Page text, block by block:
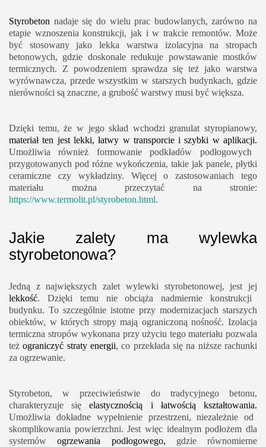
Styrobeton nadaje się do wielu prac budowlanych, zarówno na
etapie wznoszenia konstrukcji, jak i w trakcie remontów. Może
być stosowany jako lekka warstwa izolacyjna na stropach
betonowych, gdzie doskonale redukuje powstawanie mostków
termicznych. Z powodzeniem sprawdza się też jako warstwa
wyrównawcza, przede wszystkim w starszych budynkach, gdzie
nierówności są znaczne, a grubość warstwy musi być większa.
Dzięki temu, że w jego skład wchodzi granulat styropianowy,
materiał ten jest lekki, łatwy w transporcie i szybki w aplikacji.
Umożliwia również formowanie podkładów podłogowych
przygotowanych pod różne wykończenia, takie jak panele, płytki
ceramiczne czy wykładziny. Więcej o zastosowaniach tego
materiału można przeczytać na stronie:
https://www.termolit.pl/styrobeton.html.
Jakie zalety ma wylewka
styrobetonowa?
Jedną z największych zalet wylewki styrobetonowej, jest jej
lekkość. Dzięki temu nie obciąża nadmiernie konstrukcji
budynku. To szczególnie istotne przy modernizacjach starszych
obiektów, w których stropy mają ograniczoną nośność. Izolacja
termiczna stropów wykonana przy użyciu tego materiału pozwala
teżograniczyć straty energii, co przekłada się na niższe rachunki
za ogrzewanie.
Styrobeton, w przeciwieństwie do tradycyjnego betonu,
charakteryzuje sięelastycznością i łatwością kształtowania.
Umożliwia dokładne wypełnienie przestrzeni, niezależnie od
skomplikowania powierzchni. Jest więc idealnym podłożem dla
systemówogrzewania podłogowego, gdzie równomierne